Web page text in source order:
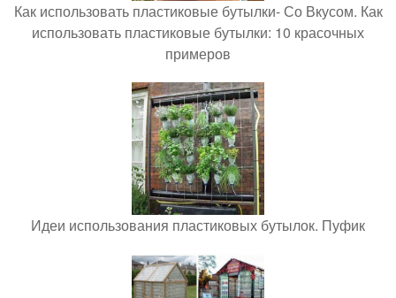
Как использовать пластиковые бутылки- Со Вкусом. Как
использовать пластиковые бутылки: 10 красочных
примеров
Идеи использования пластиковых бутылок. Пуфик